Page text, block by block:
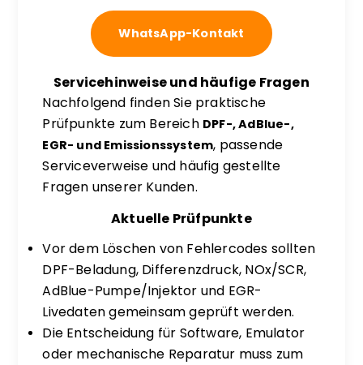
WhatsApp-Kontakt
Servicehinweise und häufige Fragen
Nachfolgend finden Sie praktische
Prüfpunkte zum Bereich DPF-, AdBlue-,
EGR- und Emissionssystem, passende
Serviceverweise und häufig gestellte
Fragen unserer Kunden.
Aktuelle Prüfpunkte
Vor dem Löschen von Fehlercodes sollten
DPF-Beladung, Differenzdruck, NOx/SCR,
AdBlue-Pumpe/Injektor und EGR-
Livedaten gemeinsam geprüft werden.
Die Entscheidung für Software, Emulator
oder mechanische Reparatur muss zum